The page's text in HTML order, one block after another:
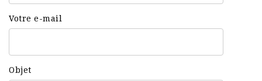
Votre e-mail
Objet